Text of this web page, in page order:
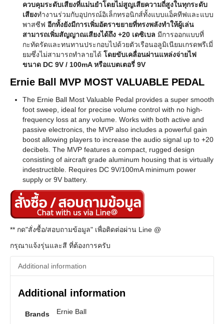
ควบคุมระดับเสียงที่แม่นยำโดยไม่สูญเสียความถี่สูงในทุกระดับ
เสียงทำงานร่วมกับอุปกรณ์อิเล็กทรอนิกส์ทั้งแบบแอ็คทีฟและแบบ
พาสซีฟ อีกทั้งยังมีการเพิ่มอัตราขยายที่ทรงพลังทำให้ผู้เล่น
สามารถเพิ่มสัญญาณเสียงได้ถึง +20 เดซิเบล มีการออกแบบที่
กะทัดรัดและทนทานประกอบไปด้วยตัวเรือนอลูมิเนียมเกรดพรีเมี่
ยมซึ่งไม่สามารถทำลายได้ โดยขับเคลื่อนผ่านแหล่งจ่ายไฟ
ขนาด DC 9V / 100mA หรือแบตเตอรี่ 9V
Ernie Ball MVP MOST VALUABLE PEDAL
The Ernie Ball Most Valuable Pedal provides a super smooth
foot sweep, ideal for precise volume control with no high-
frequency loss at any volume. Works with both active and
passive electronics, the MVP also includes a powerful gain
boost allowing players to increase the audio signal up to +20
decibels. The MVP features a compact, rugged design
consisting of aircraft grade aluminum housing that is virtually
indestructible. Requires DC 9V/100mA minimum power
supply or 9V battery.
** กด"สั่งซื้อ/สอบถามข้อมูล" เพื่อติดต่อผ่าน Line @
กรุณาแจ้งรุ่นและสี ที่ต้องการครับ
Additional information
Additional information
Brands Ernie Ball